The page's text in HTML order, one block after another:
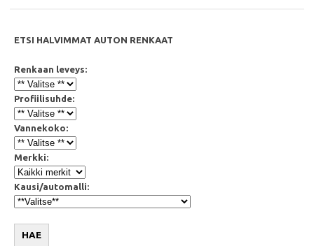
ETSI HALVIMMAT AUTON RENKAAT
Renkaan leveys:
Profiilisuhde:
Vannekoko:
Merkki:
Kausi/automalli:
HAE